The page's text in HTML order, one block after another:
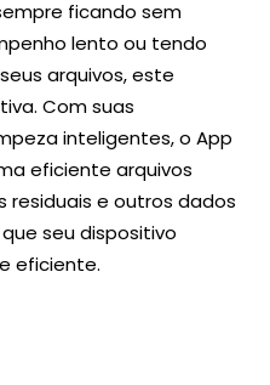
ficando sem
lento ou tendo
arquivos, este
Com suas
inteligentes, o App
eficiente arquivos
residuais e outros dados
seu dispositivo
eficiente.